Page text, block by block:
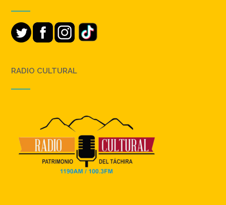
RADIO CULTURAL